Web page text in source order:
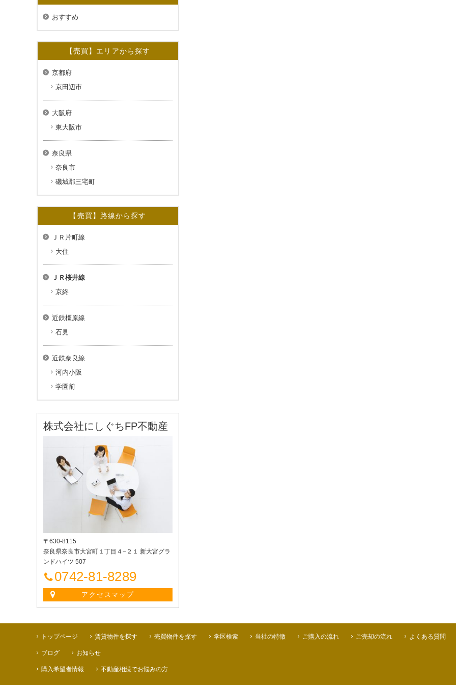
おすすめ
【売買】エリアから探す
京都府
京田辺市
大阪府
東大阪市
奈良県
奈良市
磯城郡三宅町
【売買】路線から探す
ＪＲ片町線
大住
ＪＲ桜井線
京終
近鉄橿原線
石見
近鉄奈良線
河内小阪
学園前
株式会社にしぐちFP不動産
〒630-8115
奈良県奈良市大宮町１丁目４−２１ 新大宮グラ
ンドハイツ 507
0742-81-8289
アクセスマップ
トップページ 賃貸物件を探す 売買物件を探す 学区検索 当社の特徴 ご購入の流れ ご売却の流れ よくある質問
ブログ お知らせ
購入希望者情報 不動産相続でお悩みの方